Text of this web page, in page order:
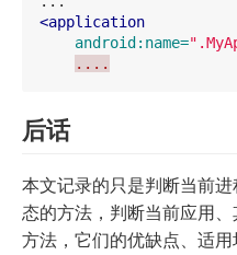
<application
android:name=
....
后话
本文记录的只是判断当前
态的方法，判断当前应用
方法，它们的优缺点、适